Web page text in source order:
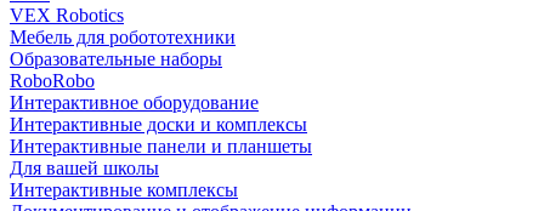
VEX Robotics
Мебель для робототехники
Образовательные наборы
RoboRobo
Интерактивное оборудование
Интерактивные доски и комплексы
Интерактивные панели и планшеты
Для вашей школы
Интерактивные комплексы